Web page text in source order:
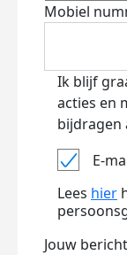
Mobiel
Ik blijf
acties en
bijdragen
E-
Lees hier
Jouw